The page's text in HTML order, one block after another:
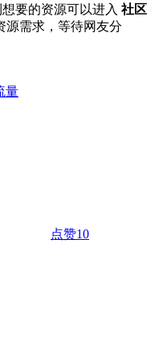
要的资源可以进入 社区
源需求，等待网友分
量
点赞10